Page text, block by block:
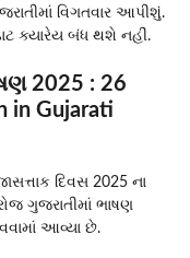
વિગતવાર આપીશું.
ક્યારેય બંધ થશે નહીં.
2025 : 26
in Gujarati
દિવસ 2025 ના
ગુજરાતીમાં ભાષણ
આવ્યા છે.